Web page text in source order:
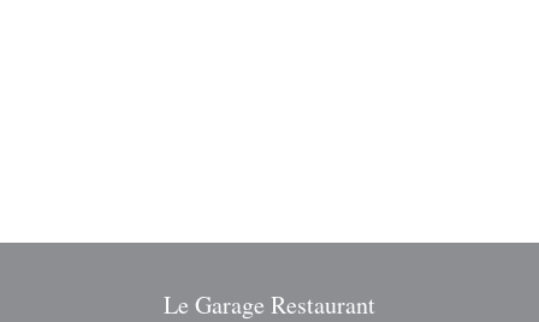
Le Garage Restaurant